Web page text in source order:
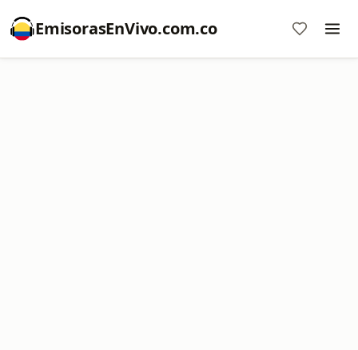
EmisorasEnVivo.com.co